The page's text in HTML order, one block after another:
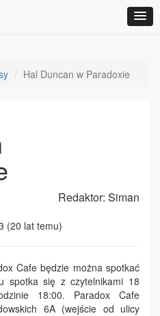
Hal Duncan w Paradoxie
Redaktor: Siman
(20 lat temu)
Cafe będzie można spotkać
spotka się z czytelnikami 18
18:00. Paradox Cafe
6A (wejście od ulicy